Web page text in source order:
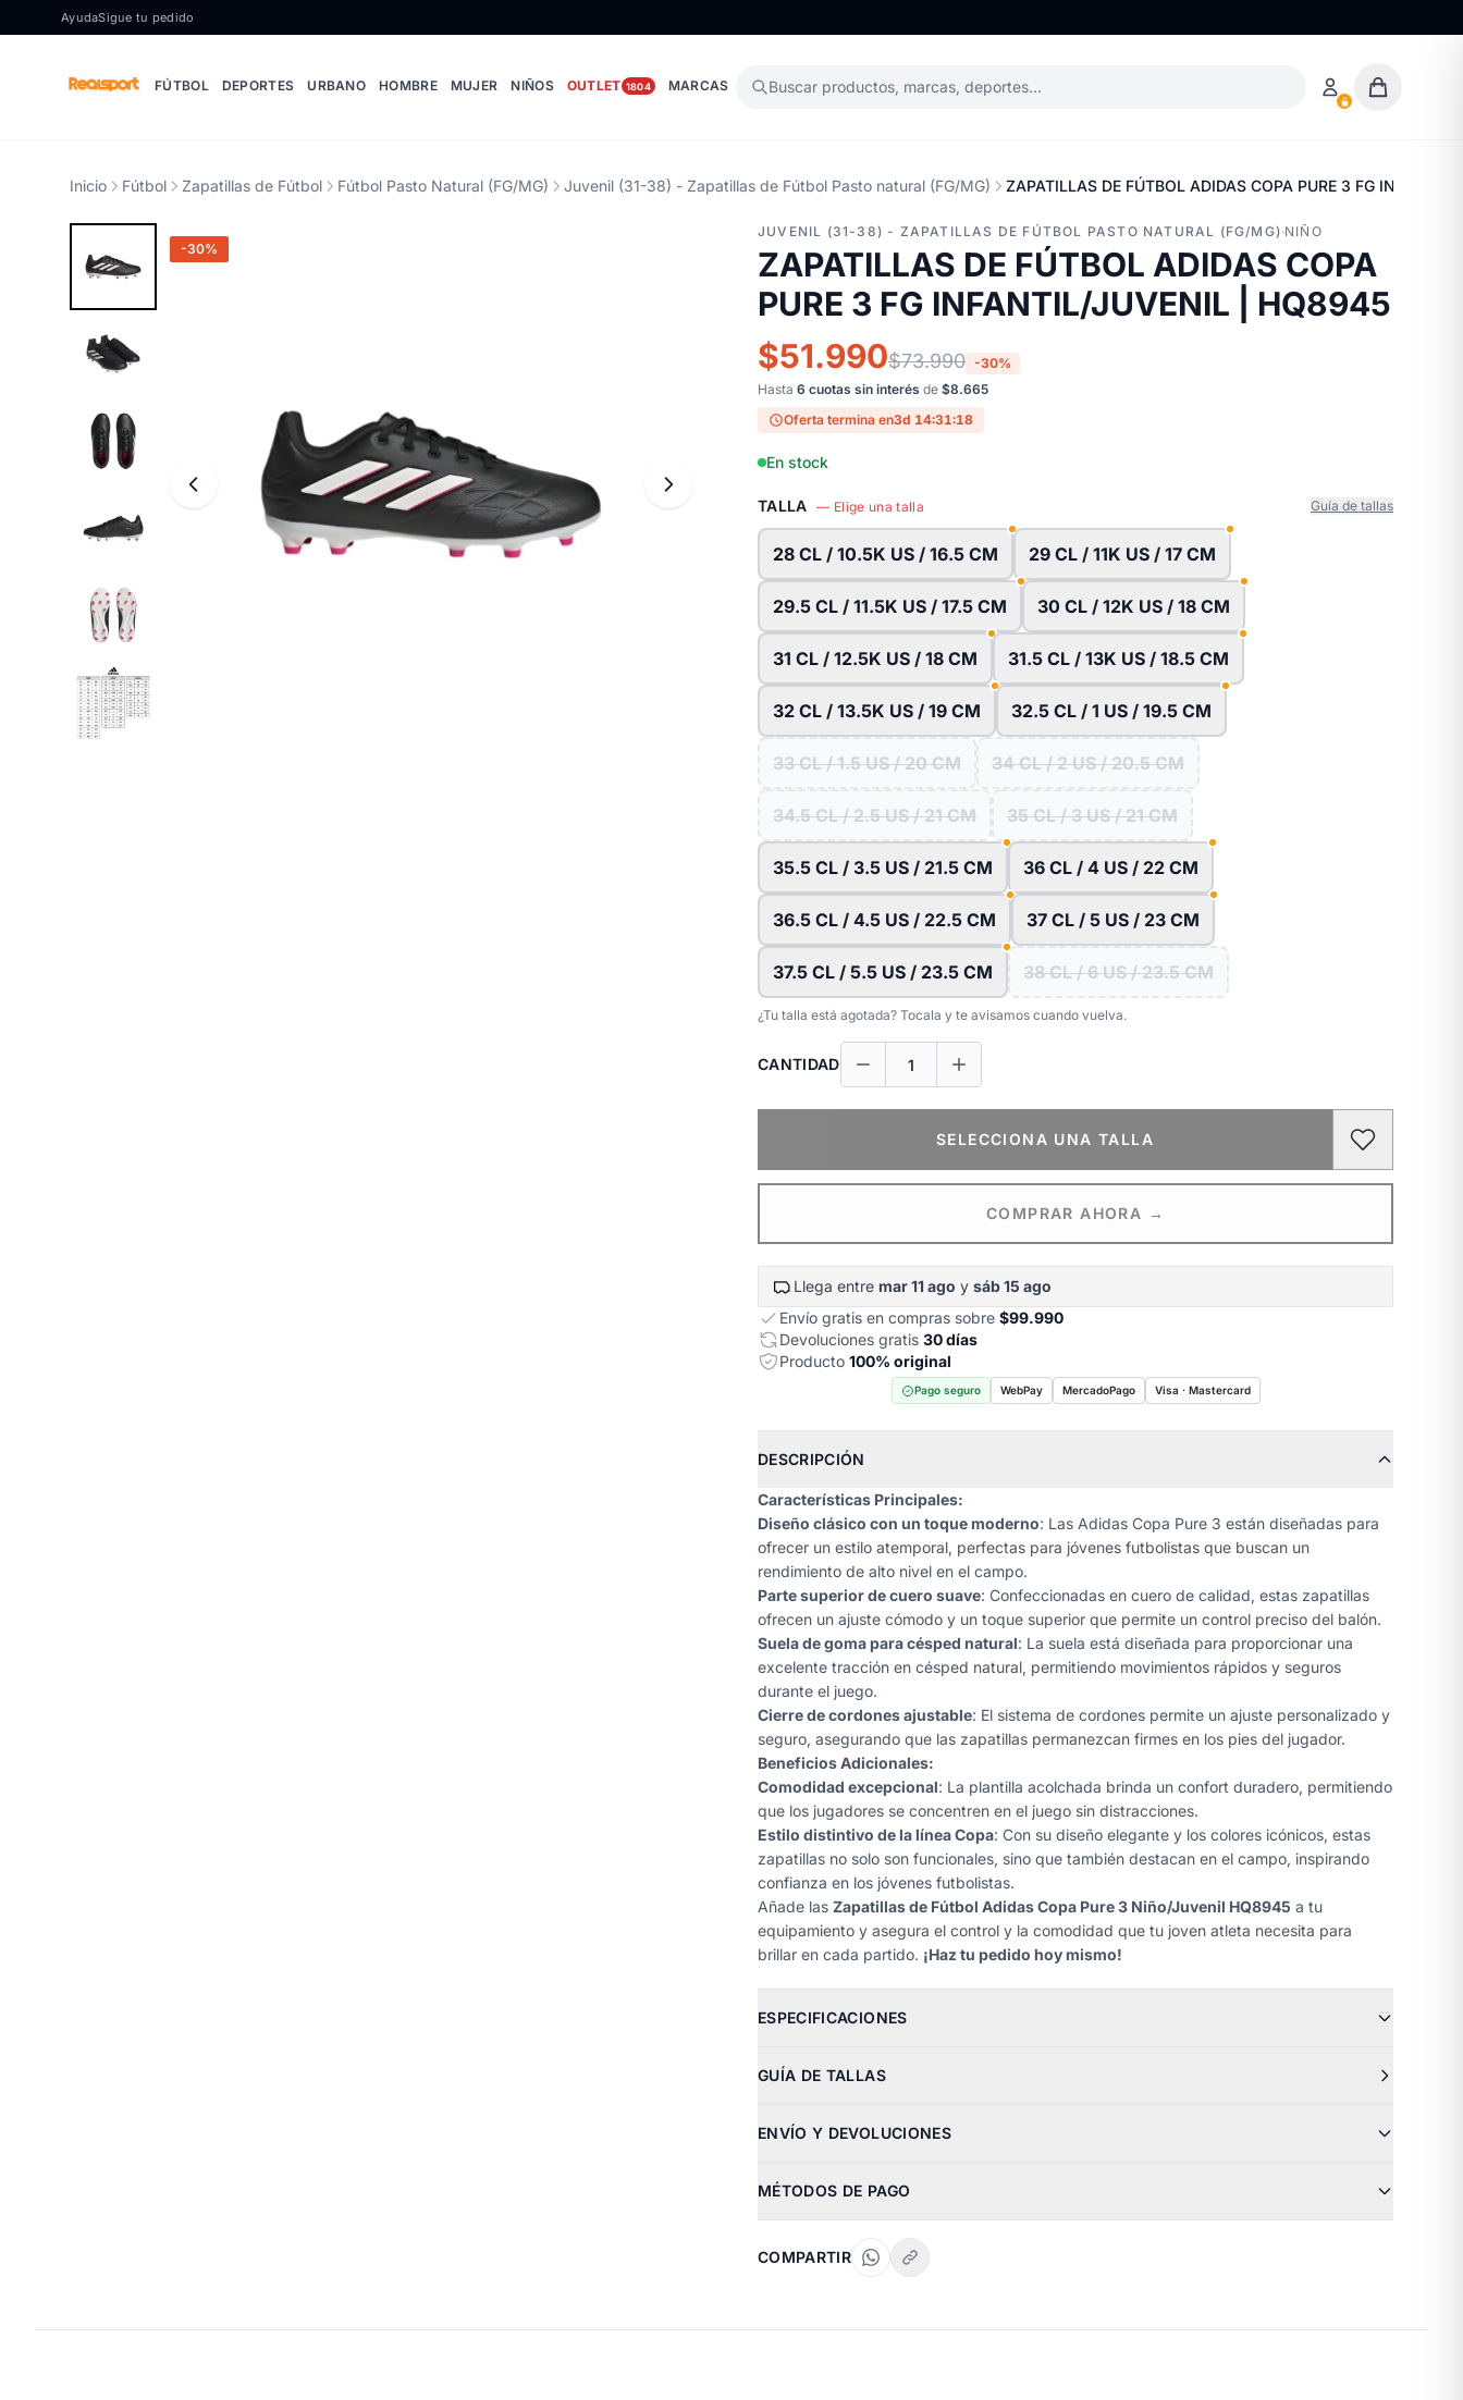
Ir al contenido
AyudaSigue tu pedido
FÚTBOL DEPORTES URBANO HOMBRE MUJER NIÑOS OUTLET 1804 MARCAS Buscar productos, marcas, deportes…
Inicio Fútbol Zapatillas de Fútbol Fútbol Pasto Natural (FG/MG) Juvenil (31-38) - Zapatillas de Fútbol Pasto natural (FG/MG) ZAPATILLAS DE FÚTBOL ADIDAS COPA PURE 3 FG
-30%
JUVENIL (31-38) - ZAPATILLAS DE FÚTBOL PASTO NATURAL (FG/MG)·NIÑO
ZAPATILLAS DE FÚTBOL ADIDAS COPA
PURE 3 FG INFANTIL/JUVENIL | HQ8945
$51.990$73.990 -30%
Hasta 6 cuotas sin interés de $8.665
Oferta termina en3d 14:31:17
En stock
TALLA — Elige una talla Guía de tallas
28 CL / 10.5K US / 16.5 CM 29 CL / 11K US / 17 CM
29.5 CL / 11.5K US / 17.5 CM 30 CL / 12K US / 18 CM
31 CL / 12.5K US / 18 CM 31.5 CL / 13K US / 18.5 CM
32 CL / 13.5K US / 19 CM 32.5 CL / 1 US / 19.5 CM
33 CL / 1.5 US / 20 CM 34 CL / 2 US / 20.5 CM
34.5 CL / 2.5 US / 21 CM 35 CL / 3 US / 21 CM
35.5 CL / 3.5 US / 21.5 CM 36 CL / 4 US / 22 CM
36.5 CL / 4.5 US / 22.5 CM 37 CL / 5 US / 23 CM
37.5 CL / 5.5 US / 23.5 CM 38 CL / 6 US / 23.5 CM
¿Tu talla está agotada? Tocala y te avisamos cuando vuelva.
CANTIDAD
SELECCIONA UNA TALLA
COMPRAR AHORA →
Llega entre mar 11 ago y sáb 15 ago
Envío gratis en compras sobre $99.990
Devoluciones gratis 30 días
Producto 100% original
Pago seguro WebPay MercadoPago Visa · Mastercard
DESCRIPCIÓN
Características Principales:
Diseño clásico con un toque moderno: Las Adidas Copa Pure 3 están diseñadas para
ofrecer un estilo atemporal, perfectas para jóvenes futbolistas que buscan un
rendimiento de alto nivel en el campo.
Parte superior de cuero suave: Confeccionadas en cuero de calidad, estas zapatillas
ofrecen un ajuste cómodo y un toque superior que permite un control preciso del balón.
Suela de goma para césped natural: La suela está diseñada para proporcionar una
excelente tracción en césped natural, permitiendo movimientos rápidos y seguros
durante el juego.
Cierre de cordones ajustable: El sistema de cordones permite un ajuste personalizado y
seguro, asegurando que las zapatillas permanezcan firmes en los pies del jugador.
Beneficios Adicionales:
Comodidad excepcional: La plantilla acolchada brinda un confort duradero, permitiendo
que los jugadores se concentren en el juego sin distracciones.
Estilo distintivo de la línea Copa: Con su diseño elegante y los colores icónicos, estas
zapatillas no solo son funcionales, sino que también destacan en el campo, inspirando
confianza en los jóvenes futbolistas.
Añade las Zapatillas de Fútbol Adidas Copa Pure 3 Niño/Juvenil HQ8945 a tu
equipamiento y asegura el control y la comodidad que tu joven atleta necesita para
brillar en cada partido. ¡Haz tu pedido hoy mismo!
ESPECIFICACIONES
GUÍA DE TALLAS
ENVÍO Y DEVOLUCIONES
MÉTODOS DE PAGO
COMPARTIR